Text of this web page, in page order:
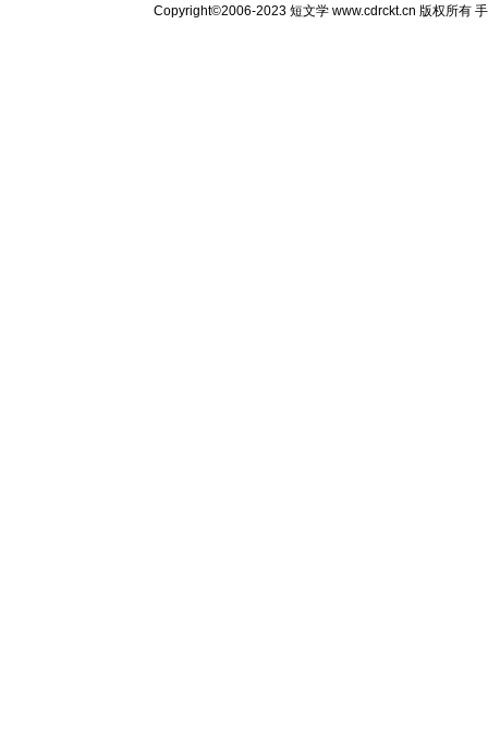
Copyright©2006-2023 短文学 www.cdrckt.cn 版权所有